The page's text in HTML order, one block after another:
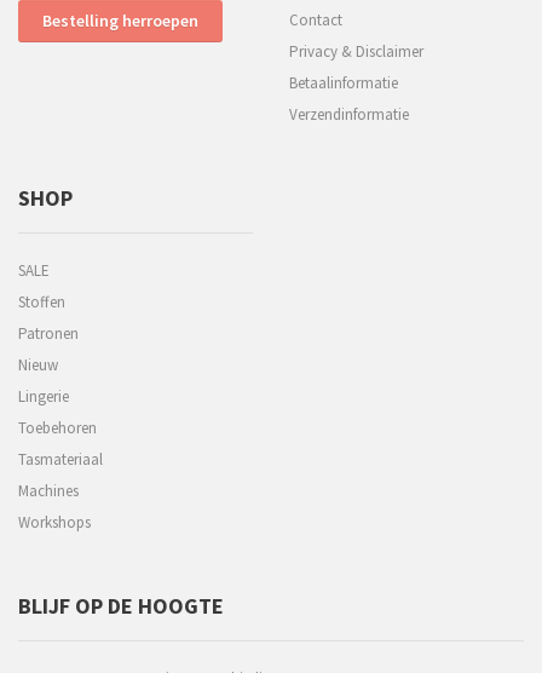
Bestelling herroepen
Contact
Privacy & Disclaimer
Betaalinformatie
Verzendinformatie
SHOP
SALE
Stoffen
Patronen
Nieuw
Lingerie
Toebehoren
Tasmateriaal
Machines
Workshops
BLIJF OP DE HOOGTE